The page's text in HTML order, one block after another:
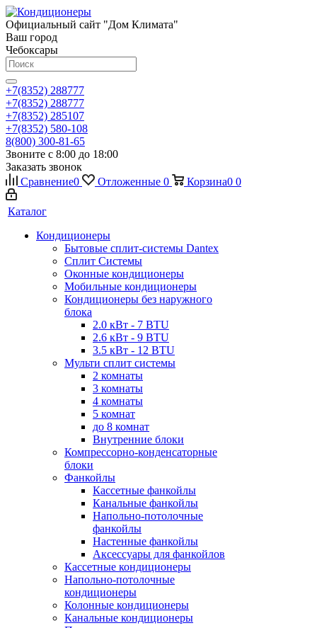
Официальный сайт "Дом Климата"
Ваш город
Чебоксары
+7(8352) 288777
+7(8352) 288777
+7(8352) 285107
+7(8352) 580-108
8(800) 300-81-65
Звоните с 8:00 до 18:00
Заказать звонок
Сравнение0 Отложенные 0 Корзина0 0
Каталог
Кондиционеры
Бытовые сплит-системы Dantex
Сплит Системы
Оконные кондиционеры
Мобильные кондиционеры
Кондиционеры без наружного
блока
2.0 кВт - 7 BTU
2.6 кВт - 9 BTU
3.5 кВт - 12 BTU
Мульти сплит системы
2 комнаты
3 комнаты
4 комнаты
5 комнат
до 8 комнат
Внутренние блоки
Компрессорно-конденсаторные
блоки
Фанкойлы
Кассетные фанкойлы
Канальные фанкойлы
Напольно-потолочные
фанкойлы
Настенные фанкойлы
Аксессуары для фанкойлов
Кассетные кондиционеры
Напольно-потолочные
кондиционеры
Колонные кондиционеры
Канальные кондиционеры